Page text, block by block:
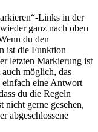
Links in der
ganz nach oben
du den
ist die Funktion
letzten Markierung ist
möglich, das
einfach eine Antwort
du die Regeln
nicht gerne gesehen,
abgeschlossene